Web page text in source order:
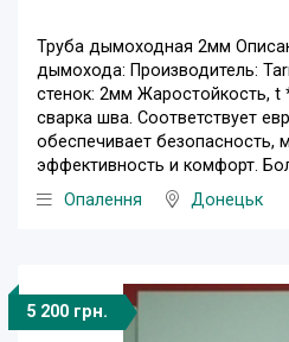
Труба дымоходная 2мм
дымохода: Производитель:
стенок: 2мм Жаростойкость, t
сварка шва. Соответствует
обеспечивает безопасность,
эффективность и комфорт.
Опалення
Донецьк
5 200 грн.